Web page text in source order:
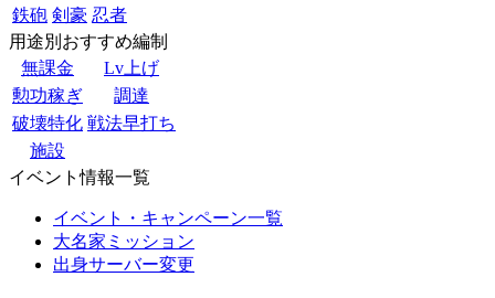
鉄砲 剣豪 忍者
用途別おすすめ編制
無課金
Lv上げ
勲功稼ぎ
調達
破壊特化 戦法早打ち
施設
イベント情報一覧
イベント・キャンペーン一覧
大名家ミッション
出身サーバー変更